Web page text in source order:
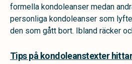
formella kondoleanser medan
personliga kondoleanser som
den som gått bort. Ibland räcker
Tips på kondoleanstexter